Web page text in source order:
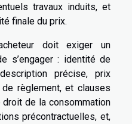
travaux induits, et
finale du prix.
doit exiger un
s’engager : identité de
précise, prix
de règlement, et clauses
de la consommation
précontractuelles, et,